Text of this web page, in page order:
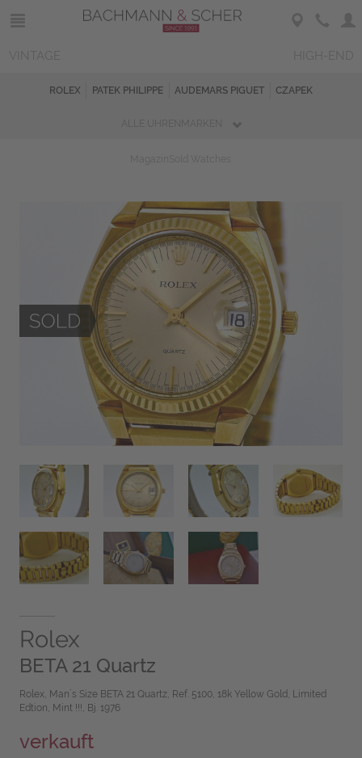
ROLEX PATEK PHILIPPE AUDEMARS PIGUET CZAPEK
Rolex
BETA 21 Quartz
Rolex, Man´s Size BETA 21 Quartz, Ref. 5100, 18k Yellow Gold, Limited
Edtion, Mint !!!, Bj. 1976
verkauft